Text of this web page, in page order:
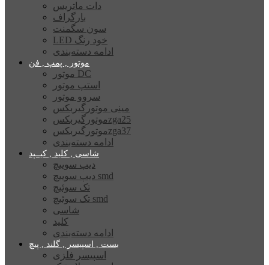
دات ماتریس
بارگراف
سون سگمنت
LED خود رنگ
ادامه دسته‌بندی
موتور , پمپ , فن
موتور DC
استپ موتور
سروو موتور
مینی موتورگیربکس
موتورگیربکسzga25
موتورگیربکسzga37
ادامه دسته‌بندی
شاسی , کلید , کیــپد
دیپ سوییچ
دیپ سوییچ smd
تک سوئیچ
تک سوئیچ smd
شاسی
کلید
ادامه دسته‌بندی
بست , اسپیسر , گلند , پیچ
اسپیسر فلزی